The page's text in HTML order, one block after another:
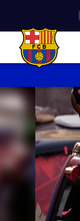
FC Barcelona club badge